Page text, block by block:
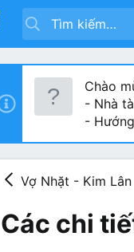
Chào
- Nhà
-
Vợ Nhặt - Kim Lân
Các chi